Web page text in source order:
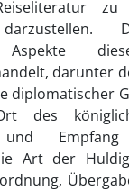
Aspekte
darunter
diplomatischer
des
und Empfang
Art der